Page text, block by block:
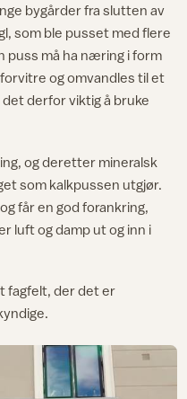
bygårder fra slutten av
som ble pusset med flere
puss må ha næring i form
og omvandles til et
derfor viktig å bruke
og deretter mineralsk
som kalkpussen utgjør.
får en god forankring,
luft og damp ut og inn i
fagfelt, der det er